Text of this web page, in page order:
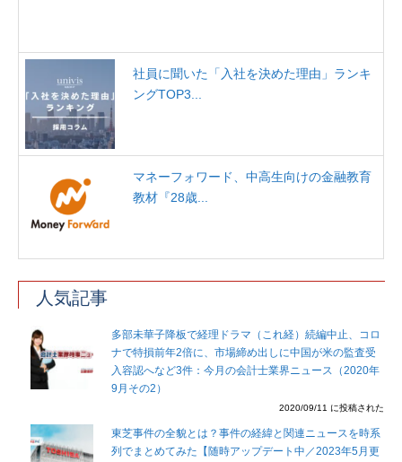
社員に聞いた「入社を決めた理由」ランキ
ングTOP3...
マネーフォワード、中高生向けの金融教育
教材『28歳...
人気記事
多部未華子降板で経理ドラマ（これ経）続編中止、コロ
ナで特損前年2倍に、市場締め出しに中国が米の監査受
入容認へなど3件：今月の会計士業界ニュース（2020年
9月その2）
2020/09/11 に投稿された
東芝事件の全貌とは？事件の経緯と関連ニュースを時系
列でまとめてみた【随時アップデート中／2023年5月更